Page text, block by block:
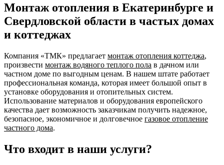
Монтаж отопления в Екатеринбурге и
Свердловской области в частых домах
и коттеджах
Компания «ТМК» предлагает монтаж отопления коттеджа,
произвести монтаж водяного теплого пола в дачном или
частном доме по выгодным ценам. В нашем штате работает
профессиональная команда, которая имеет большой опыт в
установке оборудования и отопительных систем.
Использование материалов и оборудования европейского
качества дает возможность заказчикам получить надежное,
безопасное, экономичное и долговечное газовое отопление
частного дома.
Что входит в наши услуги?